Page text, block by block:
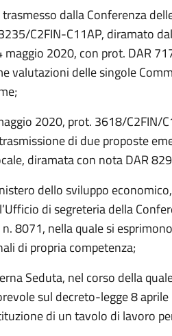
dalla Conferenza
C2FIN-C11AP, diramato
maggio 2020, con prot. DAR
valutazioni delle singole
2020, prot. 3618/C2FIN/
di due proposte
diramata con nota DAR
dello sviluppo
di segreteria della
8071, nella quale si
di propria competenza;
Seduta, nel corso della
sul decreto-legge 8
di un tavolo di lavoro